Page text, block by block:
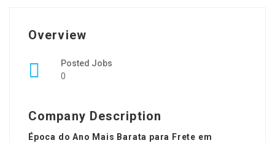
Overview
Posted Jobs
0
Company Description
Época do Ano Mais Barata para Frete em